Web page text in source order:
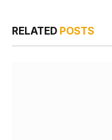
RELATED POSTS